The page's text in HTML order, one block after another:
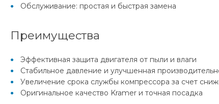
Обслуживание: простая и быстрая замена
Преимущества
Эффективная защита двигателя от пыли и влаги
Стабильное давление и улучшенная
Увеличение срока службы компрессора за счет
Оригинальное качество Kramer и точная посадка